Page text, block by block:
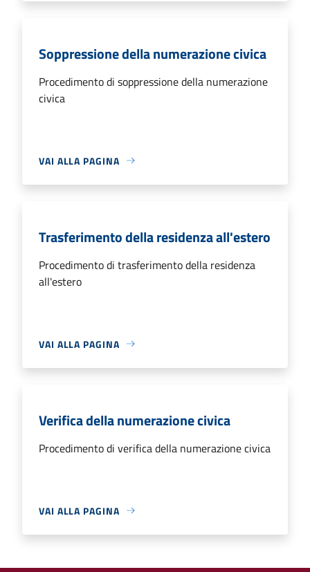
Soppressione della numerazione civica
Procedimento di soppressione della numerazione
civica
VAI ALLA PAGINA
Trasferimento della residenza all'estero
Procedimento di trasferimento della residenza
all'estero
VAI ALLA PAGINA
Verifica della numerazione civica
Procedimento di verifica della numerazione civica
VAI ALLA PAGINA